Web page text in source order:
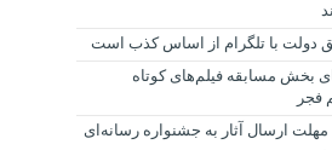
دولت با تلگرام از اساس کذب است
بخش مسابقه فیلم‌های کوتاه
فجر
مهلت ارسال آثار به جشنواره رسانه‌ای